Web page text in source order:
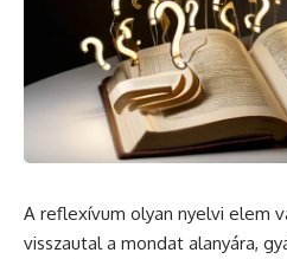
A reflexívum olyan nyelvi elem
visszautal a mondat alanyára,